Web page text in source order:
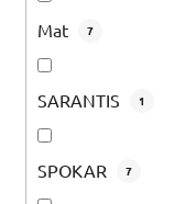
Mat 7
SARANTIS 1
SPOKAR 7